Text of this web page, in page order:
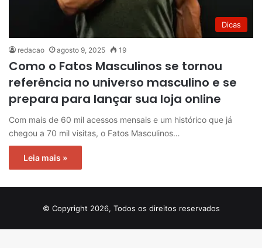
Dicas
redacao agosto 9, 2025 19
Como o Fatos Masculinos se tornou
referência no universo masculino e se
prepara para lançar sua loja online
Com mais de 60 mil acessos mensais e um histórico que já
chegou a 70 mil visitas, o Fatos Masculinos…
Leia mais »
© Copyright 2026, Todos os direitos reservados